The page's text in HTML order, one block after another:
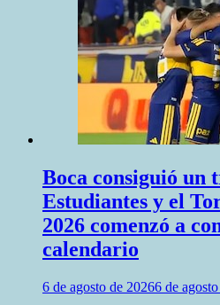
Boca consiguió un
Estudiantes y el
2026 comenzó a
calendario
6 de agosto de 20266 de